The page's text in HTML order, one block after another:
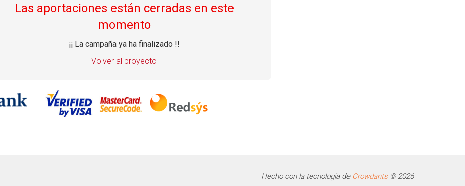
Las aportaciones están cerradas en este
momento
¡¡ La campaña ya ha finalizado !!
Volver al proyecto
Hecho con la tecnología de Crowdants© 2026